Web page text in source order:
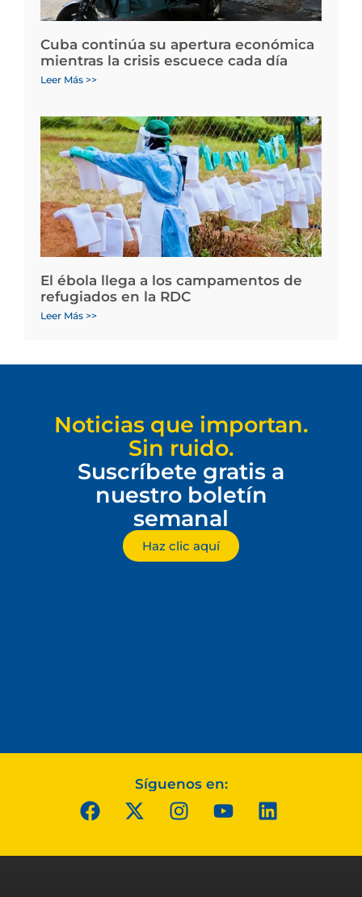
Cuba continúa su apertura económica
mientras la crisis escuece cada día
Leer Más >>
El ébola llega a los campamentos de
refugiados en la RDC
Leer Más >>
Noticias que importan.
Sin ruido.
Suscríbete gratis a
nuestro boletín
semanal
Haz clic aquí
Síguenos en: